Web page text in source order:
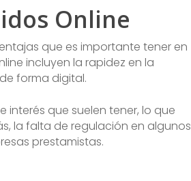
Online
que es importante tener en
incluyen la rapidez en la
forma digital.
interés que suelen tener, lo que
la falta de regulación en algunos
prestamistas.